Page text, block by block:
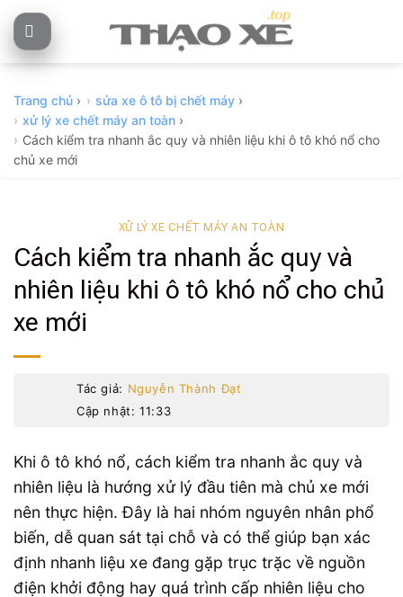
Skip
to
Trang chủ › sửa xe ô tô bị chết máy ›
xử lý xe chết máy an toàn ›
Cách kiểm tra nhanh ắc quy và nhiên liệu khi ô tô khó nổ cho
chủ xe mới
XỬ LÝ XE CHẾT MÁY AN TOÀN
Cách kiểm tra nhanh ắc quy và
nhiên liệu khi ô tô khó nổ cho chủ
xe mới
Tác giả: Nguyễn Thành Đạt
Cập nhật: 11:33
Khi ô tô khó nổ, cách kiểm tra nhanh ắc quy và
nhiên liệu là hướng xử lý đầu tiên mà chủ xe mới
nên thực hiện. Đây là hai nhóm nguyên nhân phổ
biến, dễ quan sát tại chỗ và có thể giúp bạn xác
định nhanh liệu xe đang gặp trục trặc về nguồn
điện khởi động hay quá trình cấp nhiên liệu cho